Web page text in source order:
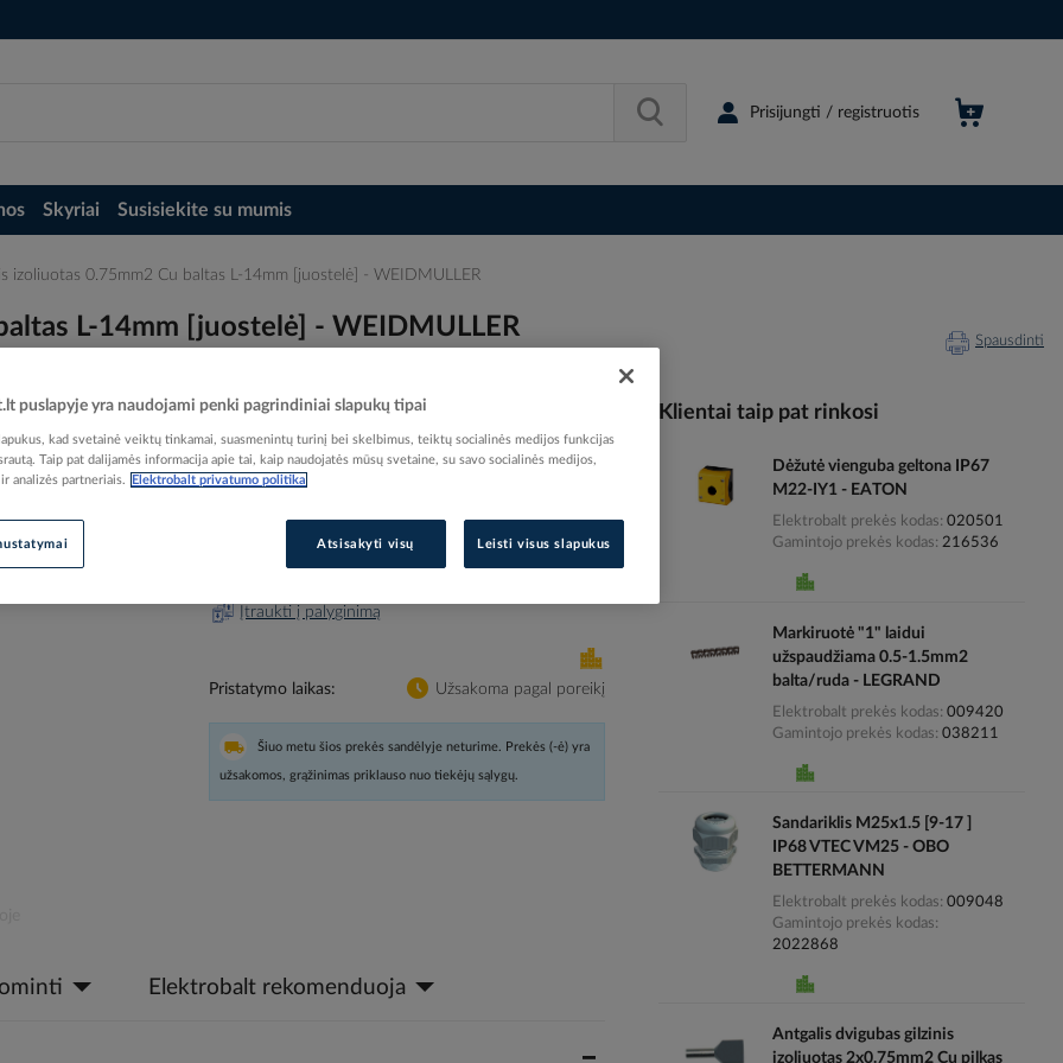
Prisijungti / registruotis
Skyriai Susisiekite su mumis
izoliuotas 0.75mm2 Cu baltas L-14mm [juostelė] - WEIDMULLER
L-14mm [juostelė] - WEIDMULLER Spausdinti
Elektrobalt prekės kodas
Prisijunkite, norėdami pamatyti kainas
Įtraukti į palyginimą
Pristatymo laikas Užsakoma pagal poreikį
Šiuo metu šios prekės sandėlyje neturime. Prekės (-ė) yra
užsakomos, grąžinimas priklauso nuo tiekėjų sąlygų.
Elektrobalt rekomenduoja
Klientai taip pat rinkosi
Dėžutė vienguba geltona IP67
M22-IY1 - EATON
Elektrobalt prekės kodas 020501
Gamintojo prekės kodas 216536
Markiruotė "1" laidui
užspaudžiama 0.5-1.5mm2
balta/ruda - LEGRAND
Elektrobalt prekės kodas 009420
Gamintojo prekės kodas 038211
Sandariklis M25x1.5 [9-17 ]
IP68 VTEC VM25 - OBO
BETTERMANN
Elektrobalt prekės kodas 009048
Gamintojo prekės kodas
2022868
Antgalis dvigubas gilzinis
izoliuotas 2x0.75mm2 Cu pilkas
puslapyje yra naudojami penki pagrindiniai slapukų tipai
kad svetainė veiktų tinkamai, suasmenintų turinį bei skelbimus, teiktų socialinės medijos funkcijas
Taip pat dalijamės informacija apie tai, kaip naudojatės mūsų svetaine, su savo socialinės medijos,
analizės partneriais.
Elektrobalt privatumo politika
Atsisakyti visų Leisti visus slapukus